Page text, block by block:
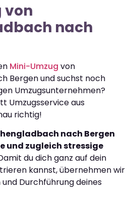
von
nach
Mini-Umzug von
Bergen und suchst noch
Umzugsunternehmen?
Umzugsservice aus
richtig!
nach Bergen
und zugleich stressige
du dich ganz auf dein
kannst, übernehmen wir
Durchführung deines